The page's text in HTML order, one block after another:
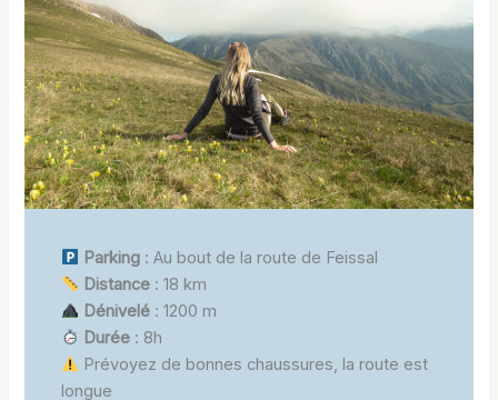
Parking : Au bout de la route de Feissal
Distance : 18 km
Dénivelé : 1200 m
Durée : 8h
Prévoyez de bonnes chaussures, la route est
longue